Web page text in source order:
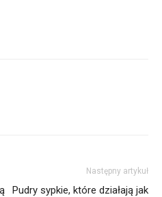
Następny artykuł
Pudry sypkie, które działają jak